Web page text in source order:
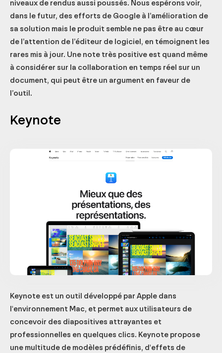
niveaux de rendus aussi poussés. Nous espérons voir,
dans le futur, des efforts de Google à l’amélioration de
sa solution mais le produit semble ne pas être au cœur
de l’attention de l’éditeur de logiciel, en témoignent les
rares mis à jour. Une note très positive est quand même
à considérer sur la collaboration en temps réel sur un
document, qui peut être un argument en faveur de
l’outil.
Keynote
Keynote est un outil développé par Apple dans
l'environnement Mac, et permet aux utilisateurs de
concevoir des diapositives attrayantes et
professionnelles en quelques clics. Keynote propose
une multitude de modèles prédéfinis, d'effets de